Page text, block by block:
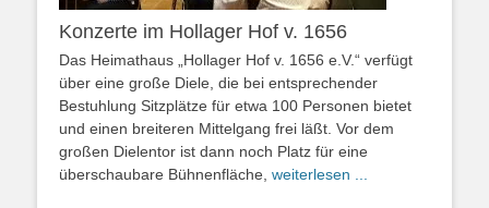
Konzerte im Hollager Hof v. 1656
Das Heimathaus „Hollager Hof v. 1656 e.V.“ verfügt
über eine große Diele, die bei entsprechender
Bestuhlung Sitzplätze für etwa 100 Personen bietet
und einen breiteren Mittelgang frei läßt. Vor dem
großen Dielentor ist dann noch Platz für eine
überschaubare Bühnenfläche, weiterlesen ...